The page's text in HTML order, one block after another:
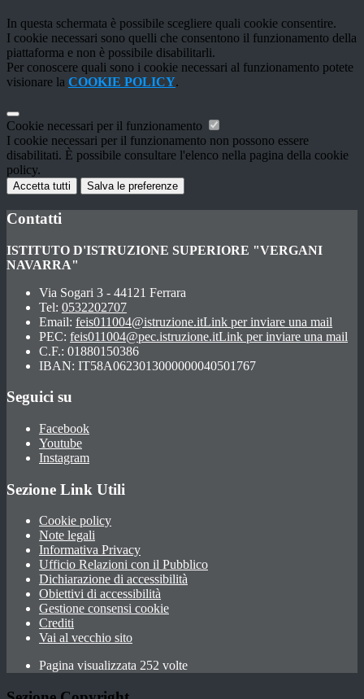
In questa schermata è possibile scegliere quali cookie consentire.
I cookie necessari sono quelli che consentono il funzionamento della
piattaforma e non è possibile disabilitarli.
Per conoscere quali sono i cookie necessari al funzionamento potete
visionare la COOKIE POLICY.
Cookie necessari per il funzionamento
I cookie necessari per il funzionamento non possono essere
disabilitati. È possibile consultare l'elenco nella pagina della cookie
policy.
Accetta tutti Salva le preferenze
Contatti
ISTITUTO D'ISTRUZIONE SUPERIORE "VERGANI
NAVARRA"
Via Sogari 3 - 44121 Ferrara
Tel: 0532202707
Email: feis011004@istruzione.itLink per inviare una mail
PEC: feis011004@pec.istruzione.itLink per inviare una mail
C.F.: 01880150386
IBAN: IT58A0623013000000040501767
Seguici su
Facebook
Youtube
Instagram
Sezione Link Utili
Cookie policy
Note legali
Informativa Privacy
Ufficio Relazioni con il Pubblico
Dichiarazione di accessibilità
Obiettivi di accessibilità
Gestione consensi cookie
Crediti
Vai al vecchio sito
Pagina visualizzata 252 volte